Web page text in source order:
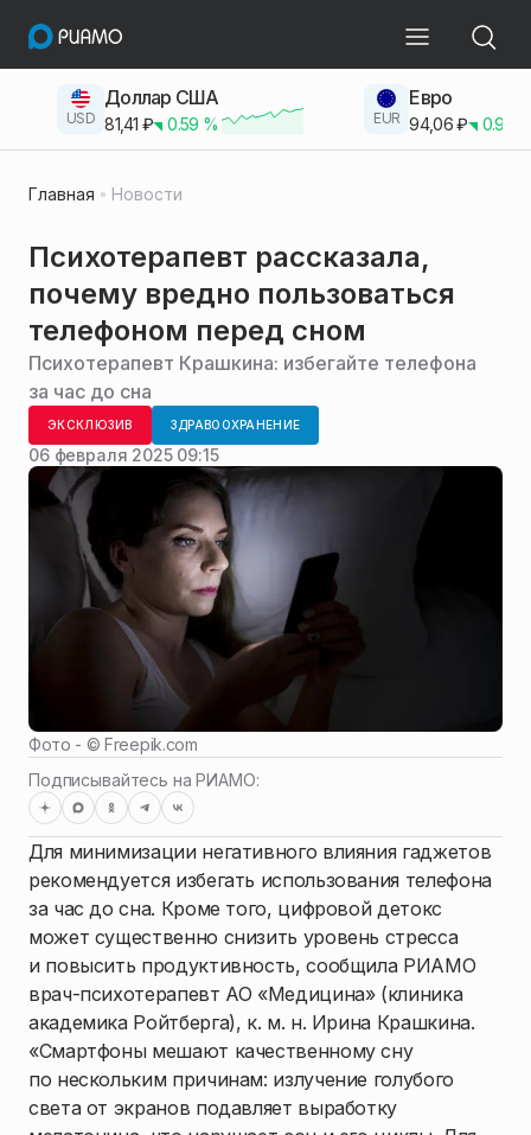
USD
Доллар США
81,41 ₽ 0.59 % EUR
Евро
94,06₽ 0.93
Главная Новости
Психотерапевт рассказала,
почему вредно пользоваться
телефоном перед сном
Психотерапевт Крашкина: избегайте телефона
за час до сна
ЭКСКЛЮЗИВ ЗДРАВООХРАНЕНИЕ
06 февраля 2025 09:15
Фото - ©Freepik.com
Подписывайтесь на РИАМО:
Для минимизации негативного влияния гаджетов
рекомендуется избегать использования телефона
за час до сна. Кроме того, цифровой детокс
может существенно снизить уровень стресса
и повысить продуктивность, сообщила РИАМО
врач-психотерапевт АО «Медицина» (клиника
академика Ройтберга), к. м. н. Ирина Крашкина.
«Смартфоны мешают качественному сну
по нескольким причинам: излучение голубого
света от экранов подавляет выработку